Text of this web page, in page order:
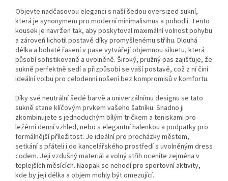
Objevte nadčasovou eleganci s naší šedou oversized sukní,
která je synonymem pro moderní minimalismus a pohodlí. Tento
kousek je navržen tak, aby poskytoval maximální volnost pohybu
a zároveň lichotil postavě díky promyšlenému střihu. Dlouhá
délka a bohaté řasení v pase vytvářejí objemnou siluetu, která
působí sofistikovaně a uvolněně. Široký, pružný pas zajišťuje, že
sukně perfektně sedí a přizpůsobí se vaší postavě, což z ní činí
ideální volbu pro celodenní nošení bez kompromisů v komfortu.
Díky své neutrální šedé barvě a univerzálnímu designu se tato
sukně stane klíčovým prvkem vašeho šatníku. Snadno ji
zkombinujete s jednoduchým bílým tričkem a teniskami pro
ležérní denní vzhled, nebo s elegantní halenkou a podpatky pro
formálnější příležitost. Je ideální pro procházky městem,
setkání s přáteli i do kancelářského prostředí s uvolněným dress
codem. Její vzdušný materiál a volný střih oceníte zejména v
teplejších měsících. Naopak se nehodí pro sportovní aktivity,
kde by její délka a objem mohly být omezující.